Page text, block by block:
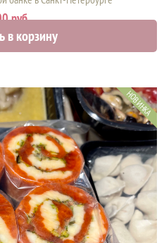
руб.
в корзину
НОВИНКА